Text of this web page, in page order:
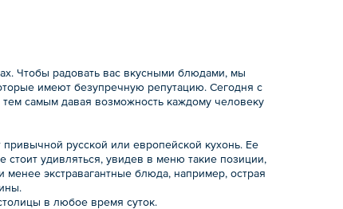
Чтобы радовать вас вкусными блюдами, мы
имеют безупречную репутацию. Сегодня с
самым давая возможность каждому человеку
русской или европейской кухонь. Ее
удивляться, увидев в меню такие позиции,
менее экстравагантные блюда, например, острая
в любое время суток.